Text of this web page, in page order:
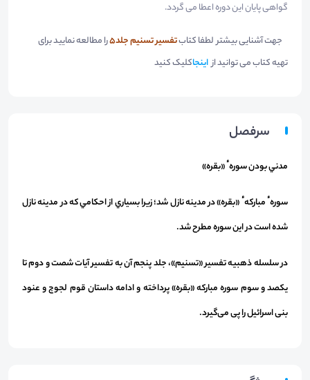
گواهی پایان این دوره اعطا می گردد.
جهت آشنایی بیشتر لطفا کتابتفسیر تسنیم جلد5 را مطالعه نمایید برای
تهیه کتاب می توانید ازاینجاکلیککنید
سرفصل
مدني ‌بودن سورهٴ «بقره»
سورهٴ مباركهٴ «بقره» در مدينه نازل شد؛ زيرا بسياري از احكامي كه در مدينه نازل
شده است در اين سوره مطرح شد.
در سلسله ذهبیه تفسیر «تسنیم»، جلد پنجم آن به تفسیر آیات شصت و دوم تا
یكصد و سوم سوره مباركه «بقره» پرداخته و ادامه داستان قوم لجوج و عنود
بنی اسرائیل را پی می‌گیرد.